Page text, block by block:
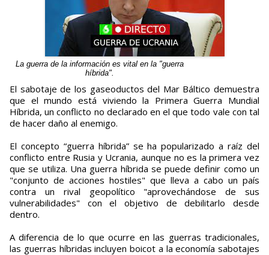
La guerra de la información es vital en la "guerra
híbrida".
El sabotaje de los gaseoductos del Mar Báltico demuestra
que el mundo está viviendo la Primera Guerra Mundial
Híbrida, un conflicto no declarado en el que todo vale con tal
de hacer daño al enemigo.
El concepto “guerra híbrida” se ha popularizado a raíz del
conflicto entre Rusia y Ucrania, aunque no es la primera vez
que se utiliza. Una guerra híbrida se puede definir como un
"conjunto de acciones hostiles" que lleva a cabo un país
contra un rival geopolítico "aprovechándose de sus
vulnerabilidades" con el objetivo de debilitarlo desde
dentro.
A diferencia de lo que ocurre en las guerras tradicionales,
las guerras híbridas incluyen boicot a la economía sabotajes